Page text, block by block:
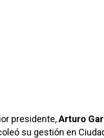
presidente,Arturo
su gestión en